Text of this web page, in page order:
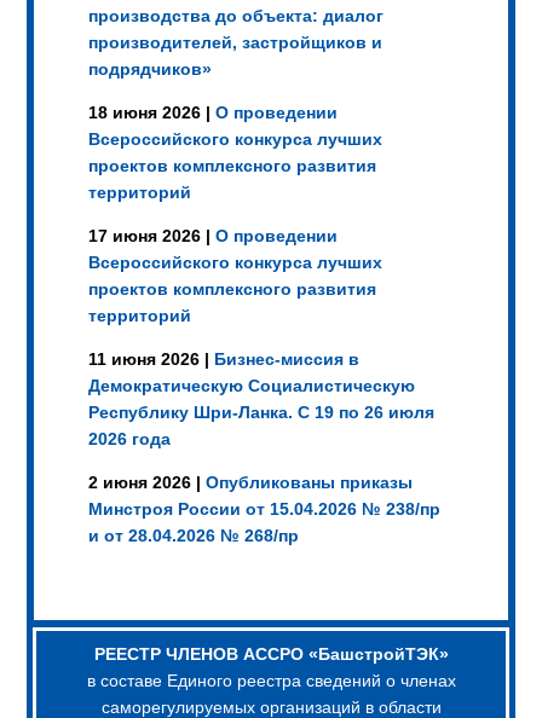
производства до объекта: диалог
производителей, застройщиков и
подрядчиков»
18 июня 2026 |О проведении
Всероссийского конкурса лучших
проектов комплексного развития
территорий
17 июня 2026 |О проведении
Всероссийского конкурса лучших
проектов комплексного развития
территорий
11 июня 2026 | Бизнес-миссия в
Демократическую Социалистическую
Республику Шри-Ланка. С 19 по 26 июля
2026 года
2 июня 2026 |Опубликованы приказы
Минстроя России от 15.04.2026 № 238/пр
и от 28.04.2026 № 268/пр
РЕЕСТР ЧЛЕНОВ АССРО «БашстройТЭК»
в составе Единого реестра сведений о членах
саморегулируемых организаций в области